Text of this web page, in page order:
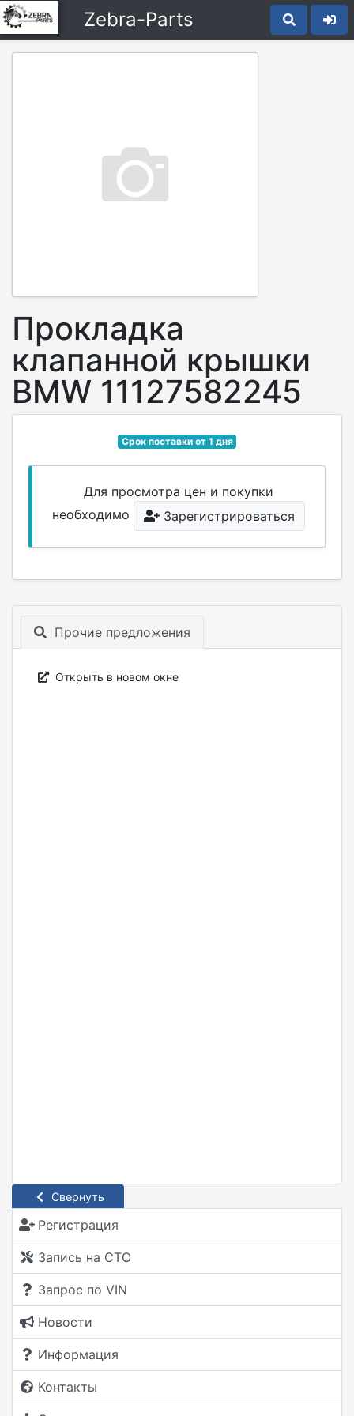
Zebra-Parts
Свернуть
Регистрация
Запись на СТО
Запрос по VIN
Новости
Информация
Контакты
Прокладка
клапанной крышки
BMW 11127582245
Срок поставки от 1 дня
Для просмотра цен и покупки
необходимо
Зарегистрироваться
Прочие предложения
Открыть в новом окне